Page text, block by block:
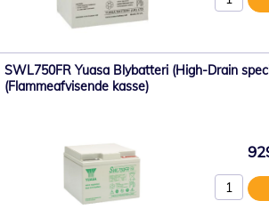
SWL750FR Yuasa Blybatteri (High-Drain
(Flammeafvisende kasse)